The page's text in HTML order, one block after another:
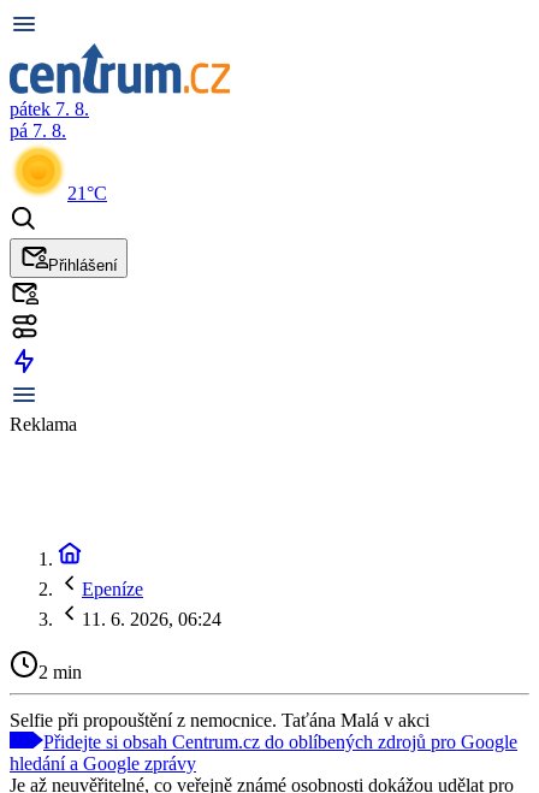
pátek 7. 8.
pá 7. 8.
21°C
Přihlášení
Reklama
Epeníze
11. 6. 2026, 06:24
2 min
Selfie při propouštění z nemocnice. Taťána Malá v akci
Přidejte si obsah Centrum.cz do oblíbených zdrojů pro Google
hledání a Google zprávy
Je až neuvěřitelné, co veřejně známé osobnosti dokážou udělat pro